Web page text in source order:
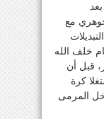
مع
خلف الله
مطر، قبل أن
كرة
المرمى